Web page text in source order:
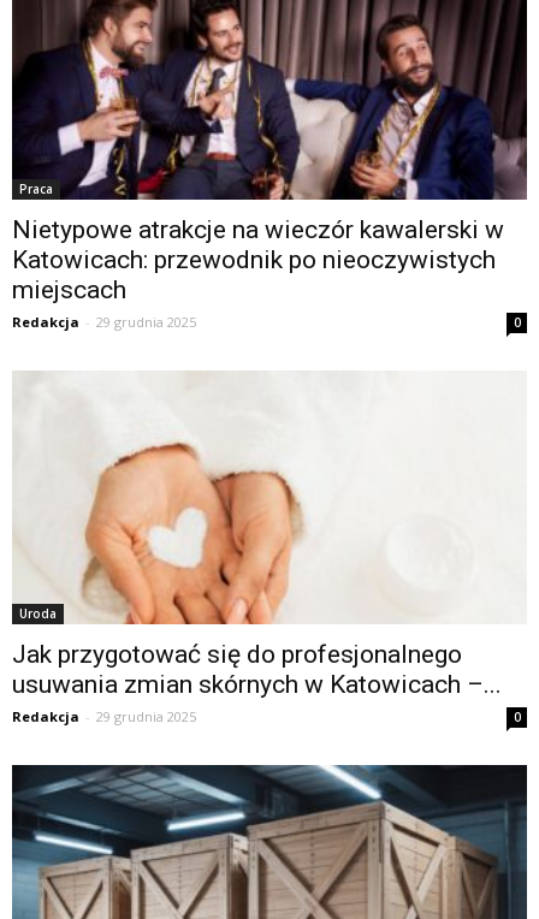
Praca
Nietypowe atrakcje na wieczór kawalerski w
Katowicach: przewodnik po nieoczywistych
miejscach
Redakcja - 29 grudnia 2025 0
Uroda
Jak przygotować się do profesjonalnego
usuwania zmian skórnych w Katowicach –...
Redakcja - 29 grudnia 2025 0